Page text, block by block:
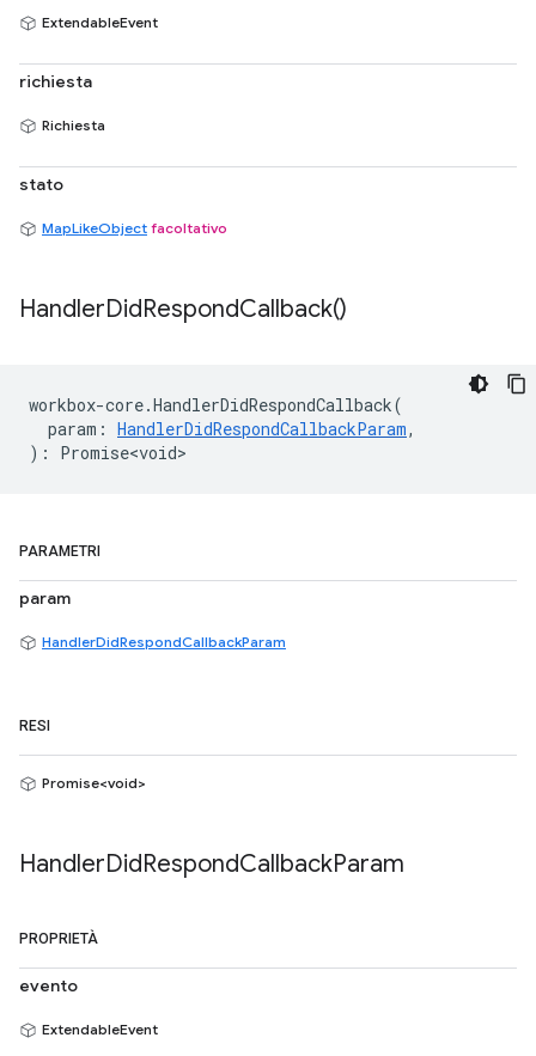
ExtendableEvent
richiesta
Richiesta
stato
MapLikeObject facoltativo
HandlerDidRespondCallback()
workbox-core.HandlerDidRespondCallback(
param : HandlerDidRespondCallbackParam,
) : Promise<void>
PARAMETRI
param
HandlerDidRespondCallbackParam
RESI
Promise<void>
HandlerDidRespondCallbackParam
PROPRIETÀ
evento
ExtendableEvent